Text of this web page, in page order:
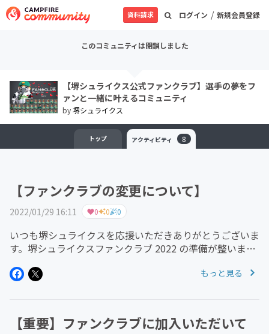
ログイン / 新規会員登録
資料請求
このコミュニティは閉鎖しました
【堺シュライクス公式ファンクラブ】選手の夢をフ
ァンと一緒に叶えるコミュニティ
by堺シュライクス
トップ アクティビティ 8
【ファンクラブの変更について】
2022/01/29 16:11 0 0 0
いつも堺シュライクスを応援いただきありがとうございま
す。堺シュライクスファンクラブ 2022 の準備が整いまし
りの場として Engate（エンゲート） を利用することにな
もっと見る
【重要】ファンクラブに加入いただいて